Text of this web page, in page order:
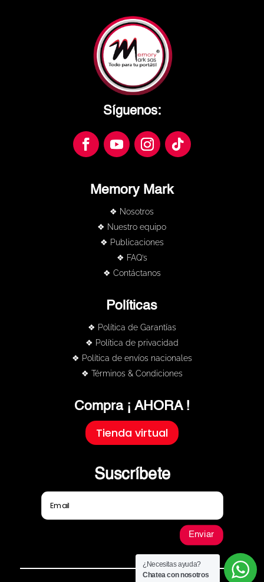
Síguenos:
Memory Mark
❖ Nosotros
❖ Nuestro equipo
❖ Publicaciones
❖ FAQ’s
❖ Contáctanos
Políticas
❖ Política de Garantías
❖ Política de privacidad
❖ Política de envíos nacionales
❖ Términos & Condiciones
Compra ¡ AHORA !
Tienda virtual
Suscríbete
Enviar
¿Necesitas ayuda?
Chatea con nosotros